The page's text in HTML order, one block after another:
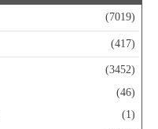
(7019)
(417)
(3452)
(46)
(1)